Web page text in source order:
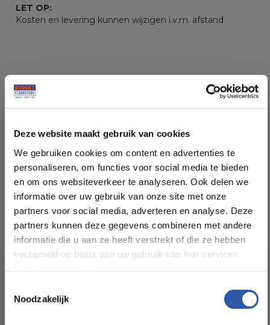
Deze website maakt gebruik van cookies
We gebruiken cookies om content en advertenties te
personaliseren, om functies voor social media te bieden
en om ons websiteverkeer te analyseren. Ook delen we
informatie over uw gebruik van onze site met onze
partners voor social media, adverteren en analyse. Deze
partners kunnen deze gegevens combineren met andere
informatie die u aan ze heeft verstrekt of die ze hebben
verzameld op basis van uw gebruik van hun services.
Noodzakelijk
LET OP:
Kosten en levering kunnen wijzigen i.v.m. afstand
Soort vloer: Rechte Plank Lijm
Kleur: Donker Eiken
Pakinhoud (m²): 4,10